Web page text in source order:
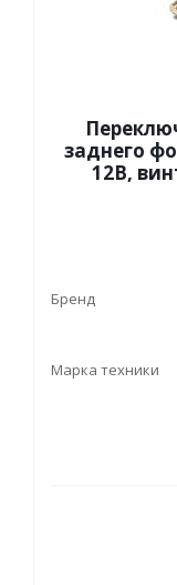
заднего
12В,
Бренд
Марка техники